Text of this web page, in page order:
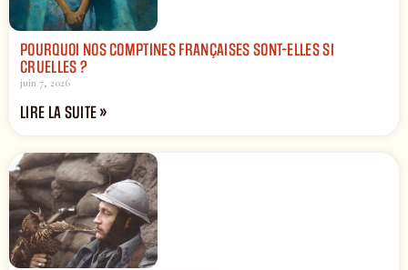
POURQUOI NOS COMPTINES FRANÇAISES SONT-ELLES SI
CRUELLES ?
juin 7, 2026
LIRE LA SUITE »